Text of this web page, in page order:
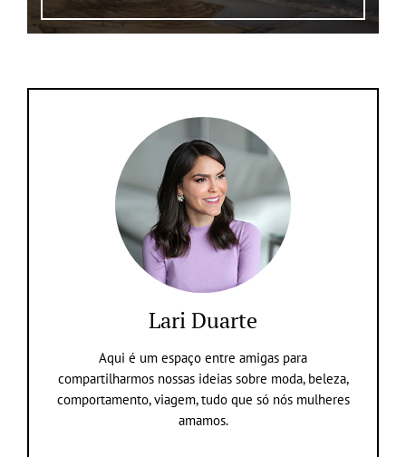
Lari Duarte
Aqui é um espaço entre amigas para
compartilharmos nossas ideias sobre moda, beleza,
comportamento, viagem, tudo que só nós mulheres
amamos.